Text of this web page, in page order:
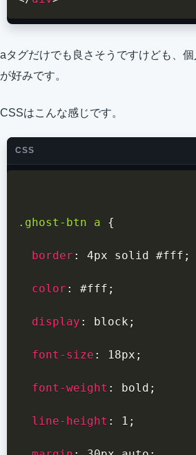
aタグだけでも良さそうですけども、
が好みです。
CSSはこんな感じです。
CSS
.ghost-btn a {
border : 4px solid #fff ;
color : #fff ;
display : block ;
font-size : 18px ;
font-weight : bold ;
line-height : 1 ;